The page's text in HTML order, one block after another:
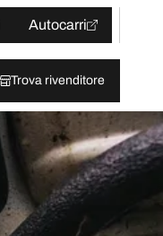
Autocarri
Trova rivenditore